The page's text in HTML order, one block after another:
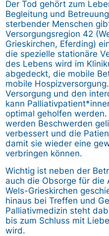
Der Tod gehört zum
Begleitung und
sterbender Menschen
Versorgungsregion 42
Grieskirchen, Eferding)
die spezielle stationäre
des Lebens wird im
abgedeckt, die mobile
mobile
Versorgung und den
kann
optimal geholfen
werden Beschwerden
verbessert und die
damit sie wieder eine
verbringen können.
Wichtig ist neben der
auch die Obsorge für die
Wels-Grieskirchen
hinaus bei Treffen und
Palliativmedizin steht
bis zum Schluss mit
wird.